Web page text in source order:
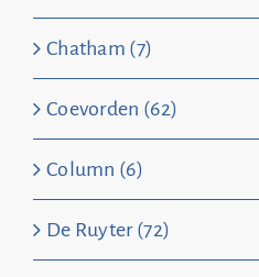
Chatham (7)
Coevorden (62)
Column (6)
De Ruyter (72)